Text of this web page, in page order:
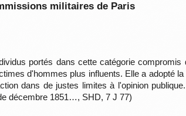
militaires de Paris
portés dans cette catégorie
d'hommes plus influents. Elle a adopté
dans de justes limites à l'opinion
décembre 1851…, SHD, 7 J 77)